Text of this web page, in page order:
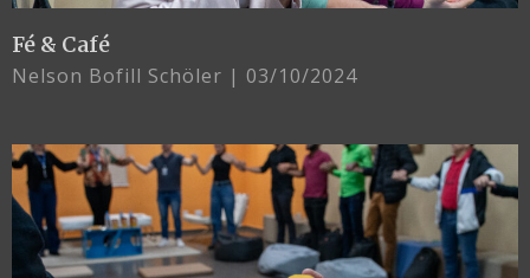
Fé & Café
Nelson Bofill Schöler 03/10/2024